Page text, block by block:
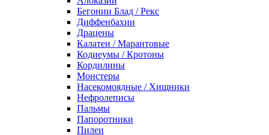
Бегонии Блад / Рекс
Диффенбахии
Драцены
Калатеи / Марантовые
Кодиеумы / Кротоны
Кордилины
Монстеры
Насекомоядные / Хищники
Нефролеписы
Пальмы
Папоротники
Пилеи